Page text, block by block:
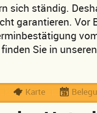
sich ständig.
garantieren. Vor
Sie in
Karte